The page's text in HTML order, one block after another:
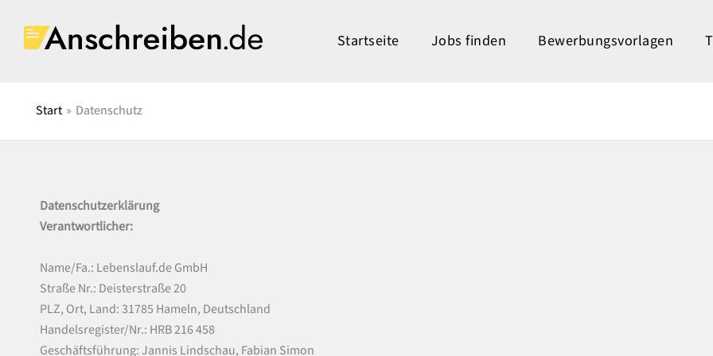
Inhalt
springen
Startseite Jobs finden Bewerbungsvorlagen
Start Datenschutz
Datenschutzerklärung
Verantwortlicher:
Name/Fa.: Lebenslauf.de GmbH
Straße Nr.: Deisterstraße 20
PLZ, Ort, Land: 31785 Hameln, Deutschland
Handelsregister/Nr.: HRB 216 458
Geschäftsführung: Jannis Lindschau, Fabian Simon